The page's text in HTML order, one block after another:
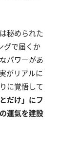
秘められた
グで届くか
パワーがあ
がリアルに
に覚悟して
だけ」にフ
運氣を建設